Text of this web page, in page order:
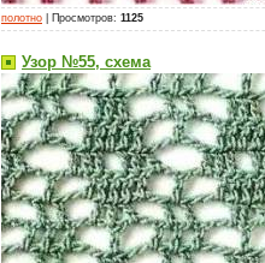
полотно Просмотров: 1125
Узор №55, схема